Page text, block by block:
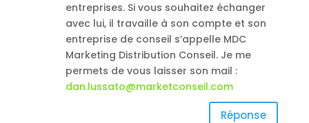
entreprises. Si vous souhaitez échanger
avec lui, il travaille à son compte et son
entreprise de conseil s’appelle MDC
Marketing Distribution Conseil. Je me
permets de vous laisser son mail :
dan.lussato@marketconseil.com
Réponse